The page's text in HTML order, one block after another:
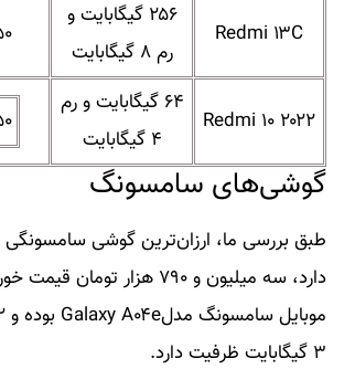
Redmi ۱۳C
۲۵۶ گیگابایت و
رم ۸ گیگابایت
Redmi ۱۰ ۲۰۲۲
۶۴ گیگابایت و رم
۴ گیگابایت
گوشی‌های سامسونگ
طبق بررسی ما، ارزان‌ترین گوشی سامسونگی
دارد، سه میلیون و ۷۹۰ هزار
۳ گیگابایت ظرفیت دارد.